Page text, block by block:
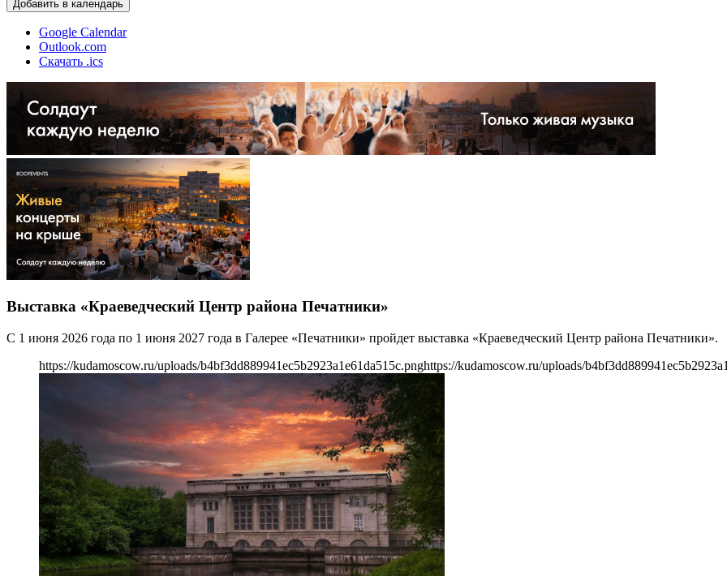
Добавить в календарь
Google Calendar
Outlook.com
Скачать .ics
Выставка «Краеведческий Центр района Печатники»
С 1 июня 2026 года по 1 июня 2027 года в Галерее «Печатники» пройдет выставка «Краеведческий Центр района Печатники».
https://kudamoscow.ru/uploads/b4bf3dd889941ec5b2923a1e61da515c.pnghttps://kudamoscow.ru/uploads/